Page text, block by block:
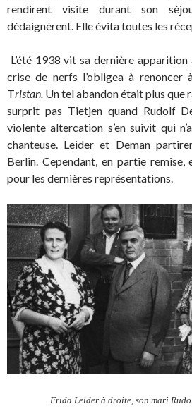
rendirent visite durant son
dédaignèrent. Elle évita toutes les
L’été 1938 vit sa dernière
crise de nerfs l’obligea à renoncer
Tristan. Un tel abandon était plus que
surprit pas Tietjen quand Rudolf
violente altercation s’en suivit qui
chanteuse. Leider et Deman
Berlin. Cependant, en partie
pour les dernières représentations.
Frida Leider à droite, son mari